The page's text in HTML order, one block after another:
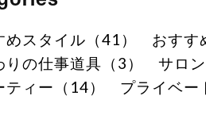
めスタイル（41） おすす
りの仕事道具（3）
サロ
ティー（14）
プライベー